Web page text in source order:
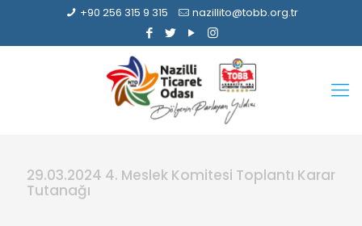
+90 256 315 9 315 nazillito@tobb.org.tr
29.03.2024 4. Meslek Komitesi Toplantı Karar
Tutanağı